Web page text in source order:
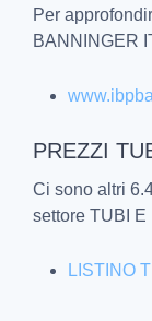
Per
BANNINGER
PREZZI
Ci sono altri
settore TUBI
LISTINO